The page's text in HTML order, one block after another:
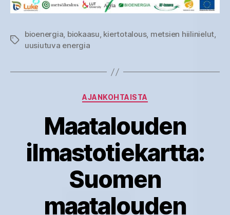
Avainsanat
bioenergia, biokaasu, kiertotalous, metsien hiilinielut,
uusiutuva energia
Kategoriat
AJANKOHTAISTA
Maatalouden
ilmastotiekartta:
Suomen
maatalouden